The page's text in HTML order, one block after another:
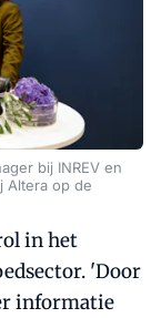
bij INREV en
Altera op de
in het
'Door
informatie